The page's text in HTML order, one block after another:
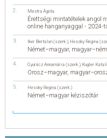
Mestra Ágota
Érettségi mintatételek angol
online hanganyaggal - 2024-
Iker Bertalan (szerk.) Hessky Regina
Német–magyar,
Gyurácz Annamária (szerk.) Kugler
Orosz–magyar,
Hessky Regina (szerk.)
Német–magyar kéziszótár